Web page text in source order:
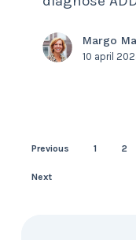
Margo
10 april
Previous 1 2
Next